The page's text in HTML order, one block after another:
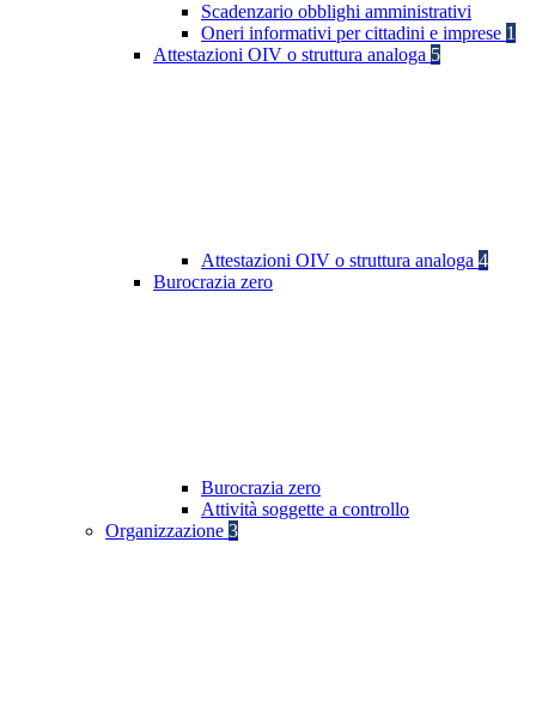
Scadenzario obblighi amministrativi
Oneri informativi per cittadini e imprese 1
Attestazioni OIV o struttura analoga 5
Attestazioni OIV o struttura analoga 4
Burocrazia zero
Burocrazia zero
Attività soggette a controllo
Organizzazione 3